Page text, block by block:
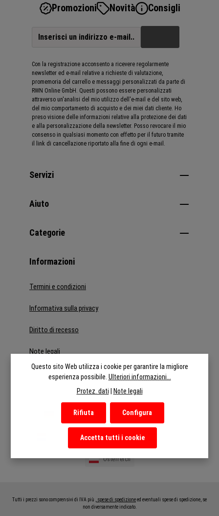
Promozioni Novità Consigli
Con la registrazione acconsento a ricevere regolarmente
newsletter ed e-mail relative a richieste di valutazione,
promemoria del carrello e messaggi personalizzati da parte di
RWN Online GmbH. Questi possono essere personalizzati
attraverso un'analisi del mio utilizzo dell'e-mail e del sito web,
del mio comportamento di acquisto e dei miei dati cliente. Ho
preso visione delle informazioni relative alla protezione dei dati
e alla personalizzazione della newsletter. Posso revocare il mio
consenso in qualsiasi momento con effetto per il futuro tramite
il link di cancellazione riportato alla fine di ogni e-mail.
Servizi
Aiuto
Categorie
Informazioni
Termini e condizioni
Informativa sulla privacy
Diritto di recesso
Note legali
Recedere dal contratto
Deutsch English
Nederlands Français
Österreich
Tutti i prezzi sono comprensivi di IVA più , spese di spedizioneed eventuali spese di spedizione, se
non diversamente indicato.
Questo sito Web utilizza i cookie per garantire la migliore
esperienza possibile. Ulteriori informazioni...
Protez. dati
Note legali
Rifiuta Configura
Accetta tutti i cookie